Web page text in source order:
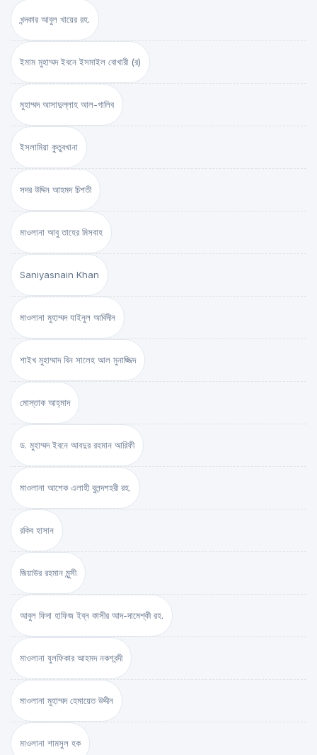
খন্দকার আবুল খায়ের রহ.
ইমাম মুহাম্মদ ইবনে ইসমাইল বোখারী (র)
মুহাম্মদ আসাদুল্লাহ আল-গালিব
ইসলামিয়া কুতুবখানা
সদর উদ্দিন আহমদ চিশতী
মাওলানা আবু তাহের মিসবাহ
Saniyasnain Khan
মাওলানা মুহাম্মদ যাইনুল আবিদীন
শাইখ মুহাম্মাদ বিন সালেহ আল মুনাজ্জিদ
মোস্তাক আহ্‌মাদ
ড. মুহাম্মদ ইবনে আবদুর রহমান আরিফী
মাওলানা আশেক এলাহী বুলন্দশহরী রহ.
রকিব হাসান
জিয়াউর রহমান মুন্সী
আবুল ফিদা হাফিজ ইব্‌ন কাসীর আদ-দামেশ্‌কী রহ.
মাওলানা যুলফিকার আহমদ নকশবন্দী
মাওলানা মুহাম্মদ হেমায়েত উদ্দীন
মাওলানা শামসুল হক